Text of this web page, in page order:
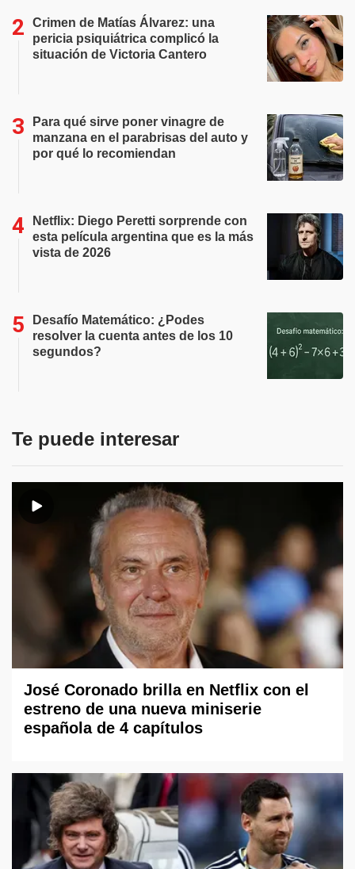
Crimen de Matías Álvarez: una
pericia psiquiátrica complicó la
situación de Victoria Cantero
Para qué sirve poner vinagre de
manzana en el parabrisas del auto y
por qué lo recomiendan
Netflix: Diego Peretti sorprende con
esta película argentina que es la más
vista de 2026
Desafío Matemático: ¿Podes
resolver la cuenta antes de los 10
segundos?
Te puede interesar
José Coronado brilla en Netflix con el
estreno de una nueva miniserie
española de 4 capítulos